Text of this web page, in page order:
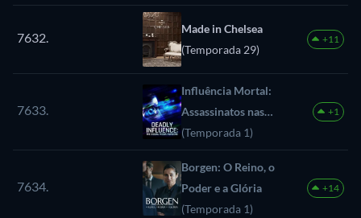
kitaerarete muteki
ni naru
7632.
Made in Chelsea
(Temporada 29)
+11
7633.
Influência Mortal:
Assassinatos nas
Redes Sociais
(Temporada 1)
+1
7634.
Borgen: O Reino, o
Poder e a Glória
(Temporada 1)
+14